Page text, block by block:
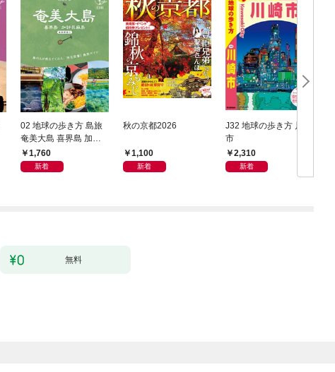
02 地球の歩き方 島旅
奄美大島 喜界島 加計
呂麻島(奄美群島1) 5訂
版
1,760
新着
秋の京都2026
1,100
新着
J32 地球の歩き方 川崎
市
2,310
新着
無料